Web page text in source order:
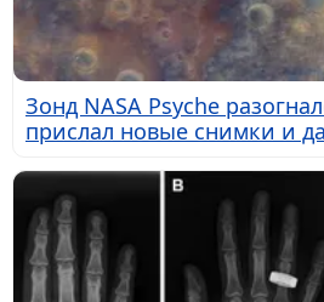
Зонд NASA Psyche
прислал новые снимки и